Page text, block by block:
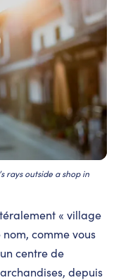
rays outside a shop in
« village
comme vous
centre de
depuis